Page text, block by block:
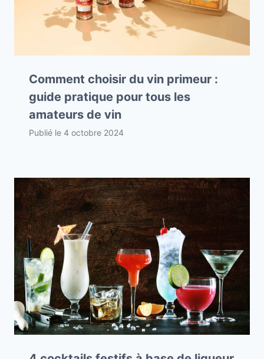
Comment choisir du vin primeur :
guide pratique pour tous les
amateurs de vin
Publié le 4 octobre 2024